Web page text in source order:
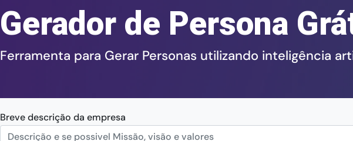
Gerador de Persona
Ferramenta para Gerar Personas utilizando inteligência
Breve descrição da empresa